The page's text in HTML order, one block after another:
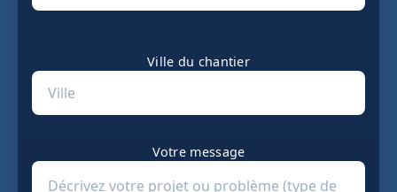
Ville du chantier
Votre message